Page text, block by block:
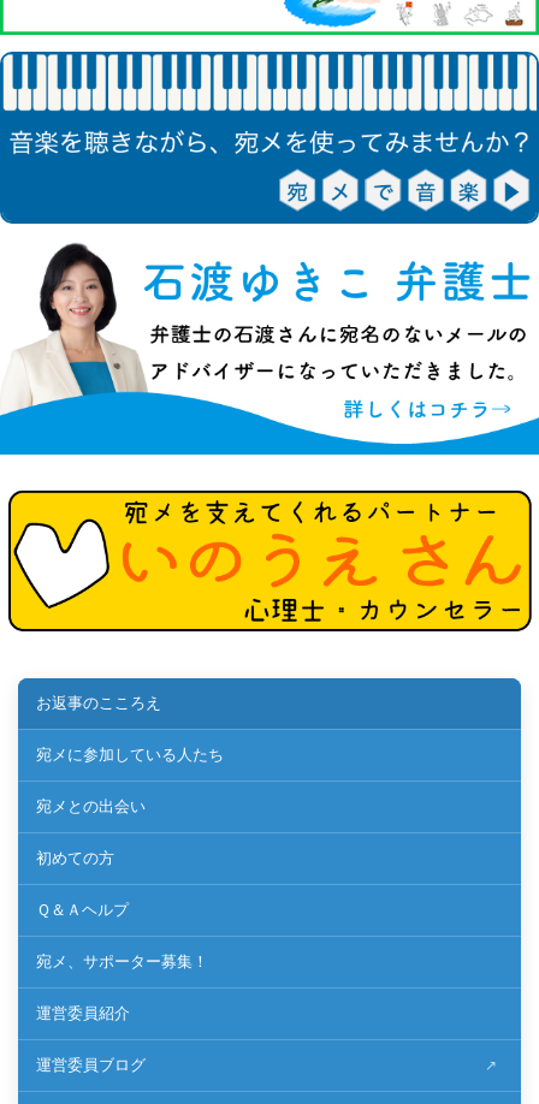
お返事のこころえ
宛メに参加している人たち
宛メとの出会い
初めての方
Ｑ＆Ａヘルプ
宛メ、サポーター募集！
運営委員紹介
運営委員ブログ